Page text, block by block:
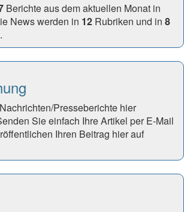
Berichte aus dem aktuellen Monat in
News werden in 12 Rubriken und in 8
Presseberichte hier
Sie einfach Ihre Artikel per E-Mail
Ihren Beitrag hier auf